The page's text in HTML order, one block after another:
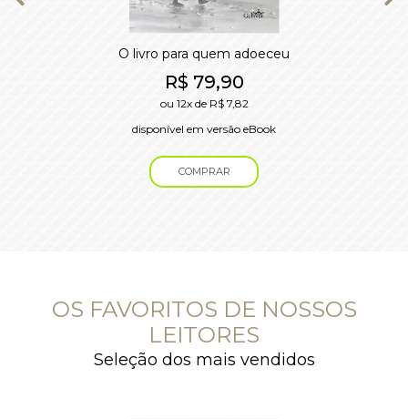
O livro para quem adoeceu
R$ 79,90
ou 12xde R$7,82
disponível em versão eBook
COMPRAR
OS FAVORITOS DE NOSSOS
LEITORES
Seleção dos mais vendidos